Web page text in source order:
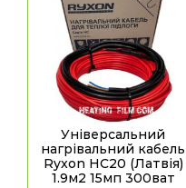
Універсальний
нагрівальний кабель
Ryxon HC20 (Латвія)
1.9м2 15мп 300ват